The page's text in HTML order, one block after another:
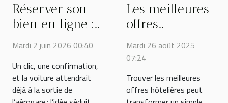
Réserver son
bien en ligne :
tendance ou
vraie
révolution ?
Mardi 2 juin 2026 00:40
Un clic, une confirmation,
et la voiture attendrait
déjà à la sortie de
Les meilleures
offres
Quand et
trouver ?
Mardi 26 août 2025
07:24
Trouver les meilleures
offres hôtelières peut